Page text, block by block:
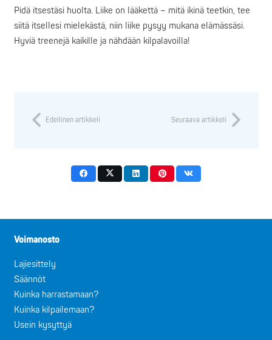
Pidä itsestäsi huolta. Liike on lääkettä – mitä ikinä teetkin, tee
siitä itsellesi mielekästä, niin liike pysyy mukana elämässäsi.
Hyviä treenejä kaikille ja nähdään kilpalavoilla!
Edellinen artikkeli Seuraava artikkeli
Voimanosto
Lajiesittely
Säännöt
Kuinka harrastamaan?
Kuinka kilpailemaan?
Usein kysyttyä